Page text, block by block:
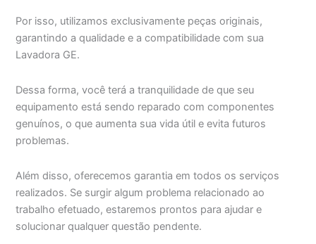
Por isso, utilizamos exclusivamente peças originais,
garantindo a qualidade e a compatibilidade com sua
Lavadora GE.
Dessa forma, você terá a tranquilidade de que seu
equipamento está sendo reparado com componentes
genuínos, o que aumenta sua vida útil e evita futuros
problemas.
Além disso, oferecemos garantia em todos os serviços
realizados. Se surgir algum problema relacionado ao
trabalho efetuado, estaremos prontos para ajudar e
solucionar qualquer questão pendente.